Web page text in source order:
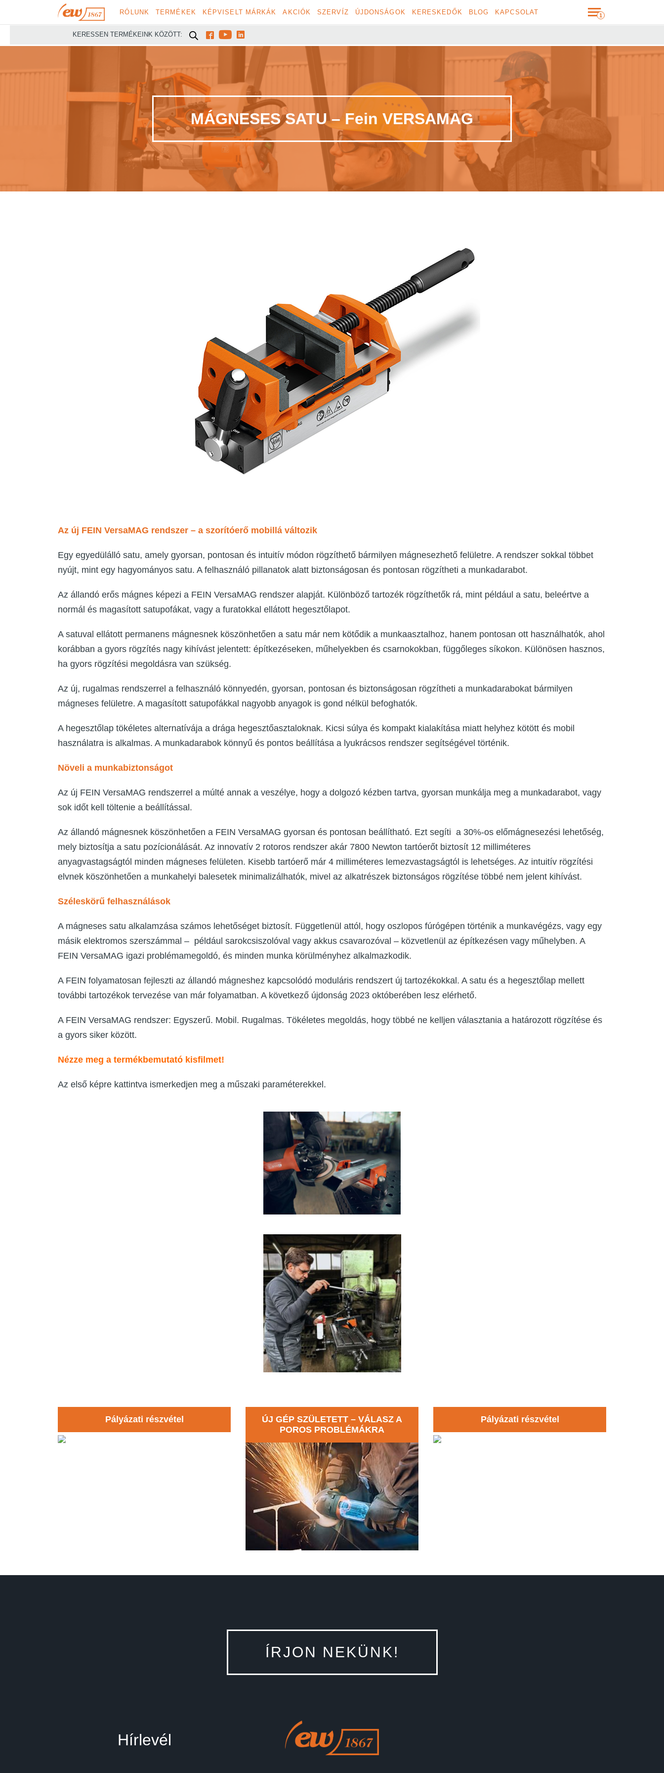
RÓLUNK TERMÉKEK KÉPVISELT MÁRKÁK AKCIÓK SZERVÍZ ÚJDONSÁGOK KERESKEDŐK BLOG KAPCSOLAT
KERESSEN TERMÉKEINK KÖZÖTT:   
MÁGNESES SATU – Fein VERSAMAG
Az új FEIN VersaMAG rendszer – a szorítóerő mobillá változik
Egy egyedülálló satu, amely gyorsan, pontosan és intuitív módon rögzíthető bármilyen mágnesezhető felületre. A rendszer sokkal többet
nyújt, mint egy hagyományos satu. A felhasználó pillanatok alatt biztonságosan és pontosan rögzítheti a munkadarabot.
Az állandó erős mágnes képezi a FEIN VersaMAG rendszer alapját. Különböző tartozék rögzíthetők rá, mint például a satu, beleértve a
normál és magasított satupofákat, vagy a furatokkal ellátott hegesztőlapot.
A satuval ellátott permanens mágnesnek köszönhetően a satu már nem kötődik a munkaasztalhoz, hanem pontosan ott használhatók, ahol
korábban a gyors rögzítés nagy kihívást jelentett: építkezéseken, műhelyekben és csarnokokban, függőleges síkokon. Különösen hasznos,
ha gyors rögzítési megoldásra van szükség.
Az új, rugalmas rendszerrel a felhasználó könnyedén, gyorsan, pontosan és biztonságosan rögzítheti a munkadarabokat bármilyen
mágneses felületre. A magasított satupofákkal nagyobb anyagok is gond nélkül befoghatók.
A hegesztőlap tökéletes alternatívája a drága hegesztőasztaloknak. Kicsi súlya és kompakt kialakítása miatt helyhez kötött és mobil
használatra is alkalmas. A munkadarabok könnyű és pontos beállítása a lyukrácsos rendszer segítségével történik.
Növeli a munkabiztonságot
Az új FEIN VersaMAG rendszerrel a múlté annak a veszélye, hogy a dolgozó kézben tartva, gyorsan munkálja meg a munkadarabot, vagy
sok időt kell töltenie a beállítással.
Az állandó mágnesnek köszönhetően a FEIN VersaMAG gyorsan és pontosan beállítható. Ezt segíti a 30%-os előmágnesezési lehetőség,
mely biztosítja a satu pozícionálását. Az innovatív 2 rotoros rendszer akár 7800 Newton tartóerőt biztosít 12 milliméteres
anyagvastagságtól minden mágneses felületen. Kisebb tartóerő már 4 milliméteres lemezvastagságtól is lehetséges. Az intuitív rögzítési
elvnek köszönhetően a munkahelyi balesetek minimalizálhatók, mivel az alkatrészek biztonságos rögzítése többé nem jelent kihívást.
Széleskörű felhasználások
A mágneses satu alkalamzása számos lehetőséget biztosít. Függetlenül attól, hogy oszlopos fúrógépen történik a munkavégézs, vagy egy
másik elektromos szerszámmal – például sarokcsiszolóval vagy akkus csavarozóval – közvetlenül az építkezésen vagy műhelyben. A
FEIN VersaMAG igazi problémamegoldó, és minden munka körülményhez alkalmazkodik.
A FEIN folyamatosan fejleszti az állandó mágneshez kapcsolódó moduláris rendszert új tartozékokkal. A satu és a hegesztőlap mellett
további tartozékok tervezése van már folyamatban. A következő újdonság 2023 októberében lesz elérhető.
A FEIN VersaMAG rendszer: Egyszerű. Mobil. Rugalmas. Tökéletes megoldás, hogy többé ne kelljen választania a határozott rögzítése és
a gyors siker között.
Nézze meg a termékbemutató kisfilmet!
Az első képre kattintva ismerkedjen meg a műszaki paraméterekkel.
Pályázati részvétel
ÚJ GÉP SZÜLETETT – VÁLASZ A
POROS PROBLÉMÁKRA
Pályázati részvétel
ÍRJON NEKÜNK!
Hírlevél